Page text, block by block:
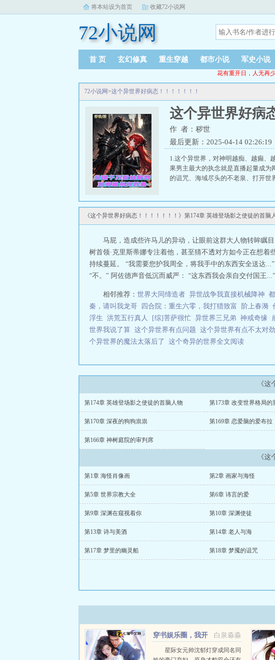
将本站设为首页 收藏72小说网
72小说网
首 页 玄幻修真 重生穿越 都市小说 军史小说
花有重开日，人无再
72小说网>这个异世界好病态！！！！！！！
这个异世界好病
作 者：秽世
最后更新：2025-04-14 02:26:19
1.这个异世界，对神明越痴、越癫、
果男主最大的执念就是直播起量成为
的诅咒、海域尽头的不老泉、打开
《这个异世界好病态！！！！！！！》第174章 英雄登场影之使徒的首脑
马屁，造成些许马儿的异动，让眼前这群大人物转眸瞩
树首领·克里斯蒂娜专注着他，甚至猜不透对方如今正在想
持续蔓延。 “我需要您护我周全，将我手中的东西安全送达
“不。” 阿佐德声音低沉而威严： “这东西我会亲自交付国王
相邻推荐： 世界大同缔造者 异世战争我直接机械降神
秦，请叫我龙哥
四合院：重生六零，我打猎致富 阶上春漪
浮生 洪荒五行真人 [综]菩萨很忙 异世界三兄弟 神戒奇缘
世界我说了算 这个异世界有点问题 这个异世界有点不太对
个异世界的魔法太落后了 这个奇异的世界全文阅读
《
第174章 英雄登场影之使徒的首脑人物 第173章 改变世界格局的
第170章 深夜的狗狗祟祟 第169章 恋爱脑的爱布拉
第166章 神树庭院的审判席
《
第1章 海怪肖像画 第2章 画家与海怪
第5章 世界宗教大全 第6章 讳言的爱
第9章 深渊在窥视着你 第10章 深渊使徒
第13章 诗与美酒 第14章 老人与海
第17章 梦里的幽灵船 第18章 梦魇的诅咒
白泉淼淼
穿书娱乐圈，我开
局买下整个综艺
星际女元帅沈郁灯穿成同名同